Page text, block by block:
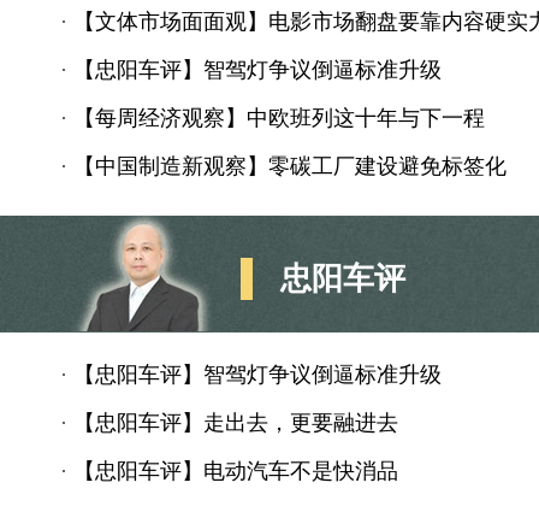
·
【文体市场面面观】电影市场翻盘要靠内容硬实
·
【忠阳车评】智驾灯争议倒逼标准升级
·
【每周经济观察】中欧班列这十年与下一程
·
【中国制造新观察】零碳工厂建设避免标签化
忠阳车评
·
【忠阳车评】智驾灯争议倒逼标准升级
·
【忠阳车评】走出去，更要融进去
·
【忠阳车评】电动汽车不是快消品